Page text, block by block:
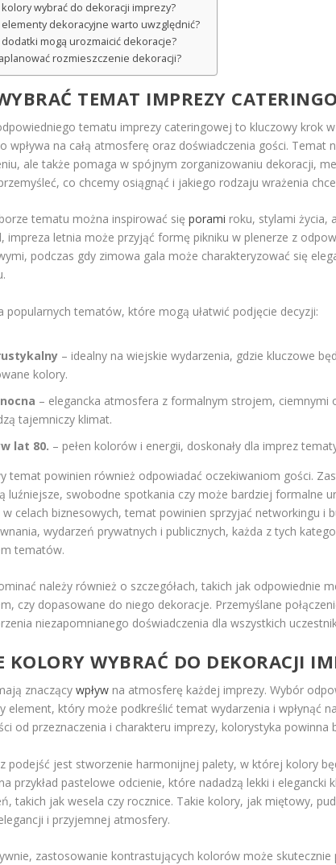
kolory wybrać do dekoracji imprezy?
elementy dekoracyjne warto uwzględnić?
dodatki mogą urozmaicić dekoracje?
rozmieszczenie dekoracji?
TEMAT IMPREZY
tematu imprezy cateringowej to kluczowy krok
wpływa na całą atmosferę oraz doświadczenia gości. Temat
ale także pomaga w spójnym zorganizowaniu dekoracji,
co chcemy osiągnąć i jakiego rodzaju wrażenia
tematu można inspirować się porami roku, stylami życia,
impreza letnia może przyjąć formę pikniku w plenerze z
podczas gdy zimowa gala może charakteryzować się
popularnych tematów, które mogą ułatwić podjęcie decyzji:
– idealny na wiejskie wydarzenia, gdzie kluczowe
kolory.
– elegancka atmosfera z formalnym strojem, ciemnymi
tajemniczy klimat.
lat 80. – pełen kolorów i energii, doskonały dla imprez
temat powinien również odpowiadać oczekiwaniom gości.
luźniejsze, swobodne spotkania czy może bardziej formalne
w celach biznesowych, temat powinien sprzyjać networkingu i
wydarzeń prywatnych i publicznych, każda z tych
tematów.
należy również o szczegółach, takich jak odpowiednie
czy dopasowane do niego dekoracje. Przemyślane
niezapomnianego doświadczenia dla wszystkich
KOLORY WYBRAĆ DO DEKORACJI
znaczący wpływna atmosferę każdej imprezy. Wybór
element, który może podkreślić temat wydarzenia i wpłynąć
od przeznaczenia i charakteru imprezy, kolorystyka powinna
z podejść jest stworzenie harmonijnej palety, w której kolory
przykład pastelowe odcienie, które nadadzą lekki i elegancki
takich jak wesela czy rocznice. Takie kolory, jak miętowy,
i przyjemnej atmosfery.
zastosowanie kontrastujących kolorów może skutecznie